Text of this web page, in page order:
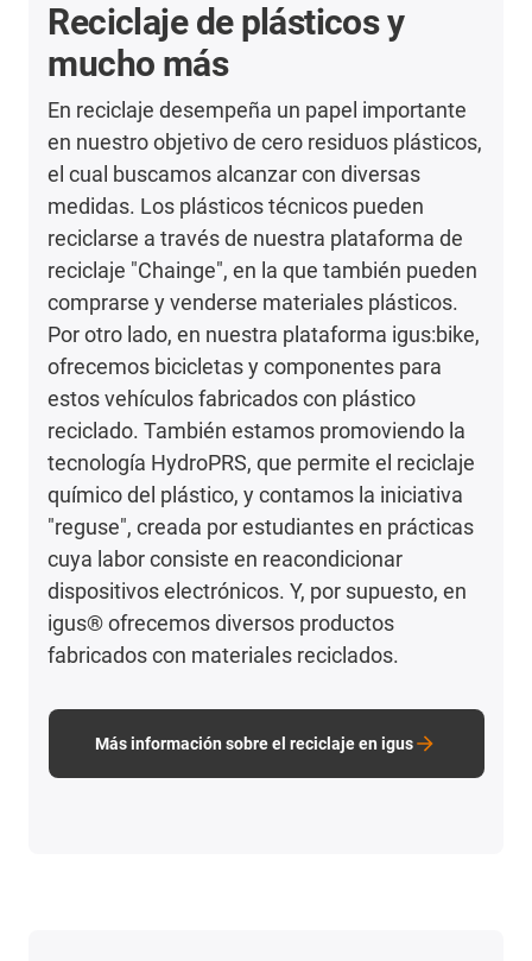
Reciclaje de plásticos y
mucho más
En reciclaje desempeña un papel importante
en nuestro objetivo de cero residuos plásticos,
el cual buscamos alcanzar con diversas
medidas. Los plásticos técnicos pueden
reciclarse a través de nuestra plataforma de
reciclaje "Chainge", en la que también pueden
comprarse y venderse materiales plásticos.
Por otro lado, en nuestra plataforma igus:bike,
ofrecemos bicicletas y componentes para
estos vehículos fabricados con plástico
reciclado. También estamos promoviendo la
tecnología HydroPRS, que permite el reciclaje
químico del plástico, y contamos la iniciativa
"reguse", creada por estudiantes en prácticas
cuya labor consiste en reacondicionar
dispositivos electrónicos. Y, por supuesto, en
igus® ofrecemos diversos productos
fabricados con materiales reciclados.
Más información sobre el reciclaje en igus